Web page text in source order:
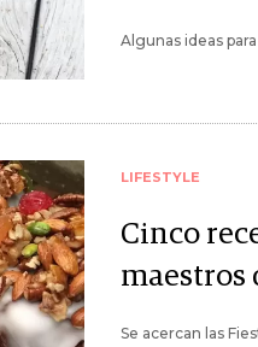
Algunas ideas
LIFESTYLE
Cinco
maestros
Se acercan las